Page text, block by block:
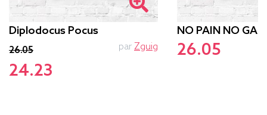
Diplodocus Pocus
26.05
24.23
par Zguig
NO PAIN NO
26.05